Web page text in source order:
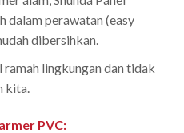
dalam perawatan (easy
dibersihkan.
ramah lingkungan dan tidak
kita.
PVC: